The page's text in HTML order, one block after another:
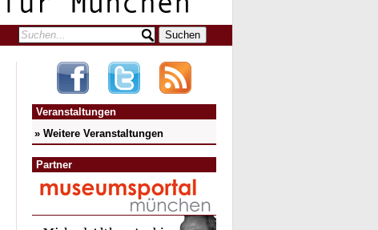
Veranstaltungen
» Weitere Veranstaltungen
Partner